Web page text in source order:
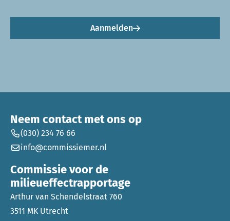
Aanmelden
Neem contact met ons op
(030) 234 76 66
info@commissiemer.nl
Commissie voor de
milieueffectrapportage
Arthur van Schendelstraat 760
3511 MK Utrecht